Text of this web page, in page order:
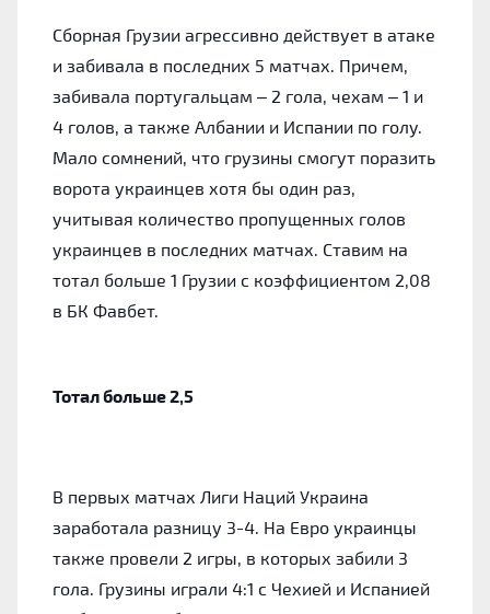
Сборная Грузии агрессивно действует в атаке
и забивала в последних 5 матчах. Причем,
забивала португальцам – 2 гола, чехам – 1 и
4 голов, а также Албании и Испании по голу.
Мало сомнений, что грузины смогут поразить
ворота украинцев хотя бы один раз,
учитывая количество пропущенных голов
украинцев в последних матчах. Ставим на
тотал больше 1 Грузии с коэффициентом 2,08
в БК Фавбет.
Тотал больше 2,5
В первых матчах Лиги Наций Украина
заработала разницу 3-4. На Евро украинцы
также провели 2 игры, в которых забили 3
гола. Грузины играли 4:1 с Чехией и Испанией